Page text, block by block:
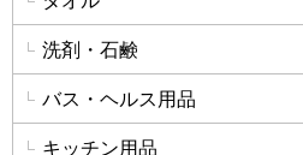
洗剤・石鹸
バス・ヘルス用品
キッチン用品